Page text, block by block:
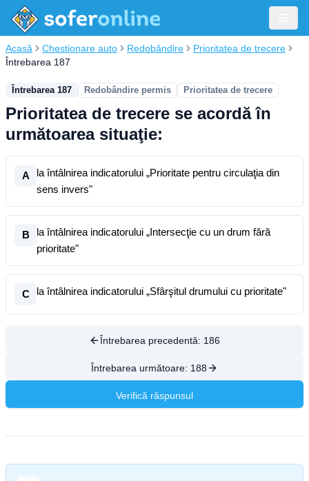
Acasă Chestionare auto Redobândire
Prioritatea de trecere
Întrebarea 187
Întrebarea 187 Redobândire permis Prioritatea de trecere
Prioritatea de trecere se acordă în
următoarea situaţie:
A
la întâlnirea indicatorului „Prioritate pentru circulaţia din
sens invers"
B
la întâlnirea indicatorului „Intersecţie cu un drum fără
prioritate"
C la întâlnirea indicatorului „Sfârşitul drumului cu prioritate"
Întrebarea precedentă: 186
Întrebarea următoare: 188
Verifică răspunsul